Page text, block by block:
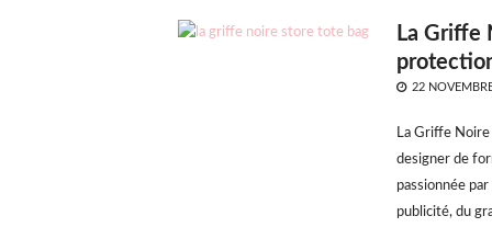
La Griffe
POSTED
22
La Griffe Noire
designer de
passionnée
publicité, du